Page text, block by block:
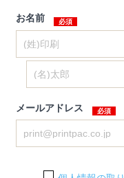
お名前
メールアドレス